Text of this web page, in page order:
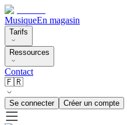
MusiqueEn magasin
Tarifs
Ressources
Contact
🇫🇷
Se connecter Créer un compte